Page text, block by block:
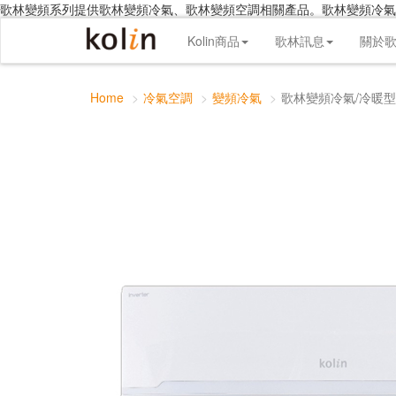
歌林變頻系列提供歌林變頻冷氣、歌林變頻空調相關產品。歌林變頻冷
歌林變頻冷氣/冷暖型
Kolin商品 歌林訊息 關於
Home 冷氣空調 變頻冷氣 歌林變頻冷氣/冷暖型